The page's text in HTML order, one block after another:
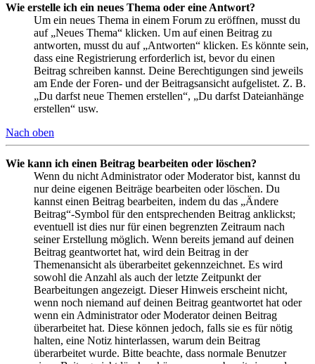
Wie erstelle ich ein neues Thema oder eine Antwort?
Um ein neues Thema in einem Forum zu eröffnen, musst du
auf „Neues Thema“ klicken. Um auf einen Beitrag zu
antworten, musst du auf „Antworten“ klicken. Es könnte sein,
dass eine Registrierung erforderlich ist, bevor du einen
Beitrag schreiben kannst. Deine Berechtigungen sind jeweils
am Ende der Foren- und der Beitragsansicht aufgelistet. Z. B.
„Du darfst neue Themen erstellen“, „Du darfst Dateianhänge
erstellen“ usw.
Nach oben
Wie kann ich einen Beitrag bearbeiten oder löschen?
Wenn du nicht Administrator oder Moderator bist, kannst du
nur deine eigenen Beiträge bearbeiten oder löschen. Du
kannst einen Beitrag bearbeiten, indem du das „Ändere
Beitrag“-Symbol für den entsprechenden Beitrag anklickst;
eventuell ist dies nur für einen begrenzten Zeitraum nach
seiner Erstellung möglich. Wenn bereits jemand auf deinen
Beitrag geantwortet hat, wird dein Beitrag in der
Themenansicht als überarbeitet gekennzeichnet. Es wird
sowohl die Anzahl als auch der letzte Zeitpunkt der
Bearbeitungen angezeigt. Dieser Hinweis erscheint nicht,
wenn noch niemand auf deinen Beitrag geantwortet hat oder
wenn ein Administrator oder Moderator deinen Beitrag
überarbeitet hat. Diese können jedoch, falls sie es für nötig
halten, eine Notiz hinterlassen, warum dein Beitrag
überarbeitet wurde. Bitte beachte, dass normale Benutzer